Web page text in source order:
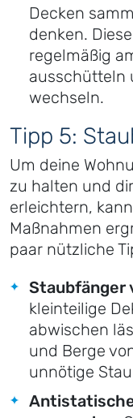
Decken
denken.
regelmäßig
ausschütteln
wechseln.
Tipp 5:
Um deine
zu halten und
erleichtern,
Maßnahmen
paar nützliche
Staubfänger
kleinteilige
abwischen
und Berge
unnötige